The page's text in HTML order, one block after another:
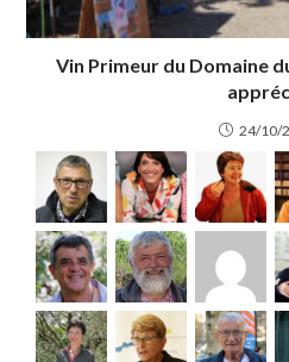
Vin Primeur du Domaine
24/10/